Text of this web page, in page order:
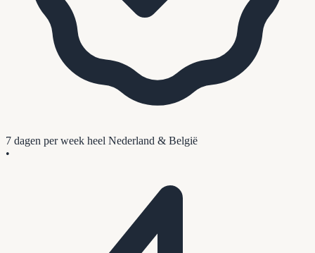
7 dagen per week heel Nederland & België
•